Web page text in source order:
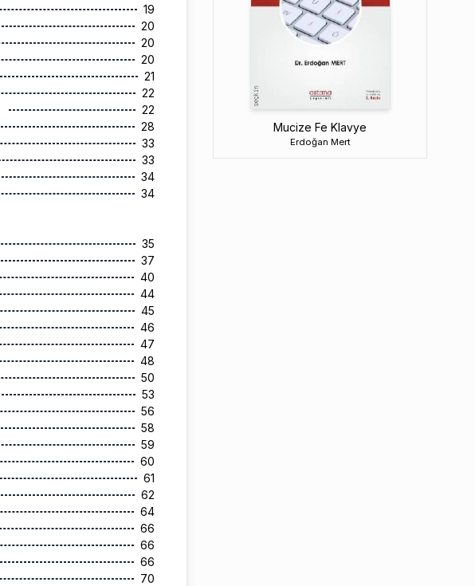
19
20
20
20
21
22
22
28
33
33
34
34
35
37
40
44
45
46
47
48
50
53
56
58
59
60
61
62
64
66
66
66
70
Mucize Fe Klavye
Erdoğan Mert